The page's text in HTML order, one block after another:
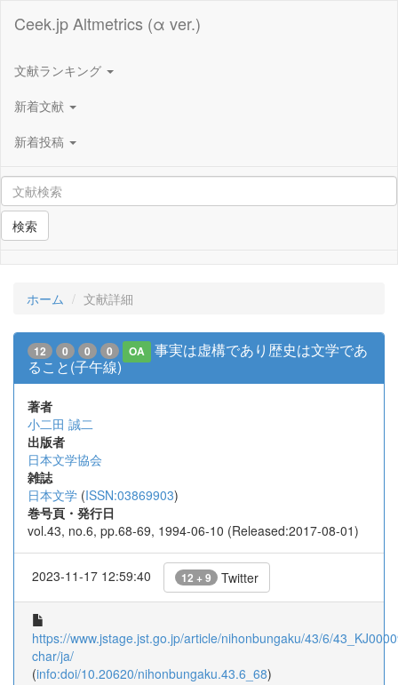
Ceek.jp Altmetrics (α ver.)
文献ランキング
新着文献
新着投稿
検索
ホーム 文献詳細
12 0 0 0 OA
事実は虚構であり歴史は文学であ
ること(子午線)
著者
小二田 誠二
出版者
日本文学協会
雑誌
日本文学 (ISSN:03869903)
巻号頁・発行日
vol.43, no.6, pp.68-69, 1994-06-10 (Released:2017-08-01)
2023-11-17 12:59:40 12 + 9 Twitter
https://www.jstage.jst.go.jp/article/nihonbungaku/43/6/
char/ja/
(info:doi/10.20620/nihonbungaku.43.6_68)